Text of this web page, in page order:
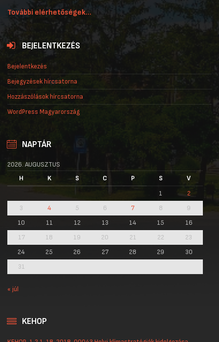
További elérhetőségek...
BEJELENTKEZÉS
Bejelentkezés
Bejegyzések hírcsatorna
Hozzászólások hírcsatorna
WordPress Magyarország
NAPTÁR
2026. AUGUSZTUS
H
K S C P S
V
1
2
3
4 5 6 7 8
9
10
11 12 13 14 15
16
17
18 19 20 21 22
23
24
25 26 27 28 29
30
31
« júl
KEHOP